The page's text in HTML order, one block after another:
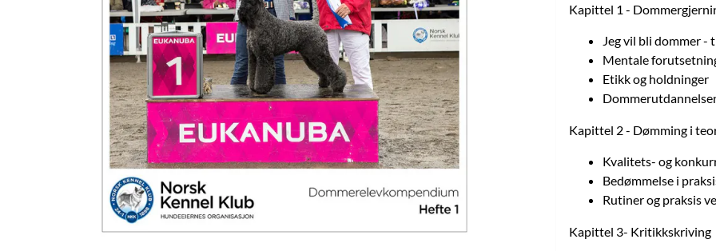
Kapittel 1 -
Jeg vil bli dommer -
Mentale
Etikk og holdninger
Kapittel 2 - Dømming i
Kvalitets- og
Bedømmelse i
Rutiner og praksis
Kapittel 3- Kritikkskriving